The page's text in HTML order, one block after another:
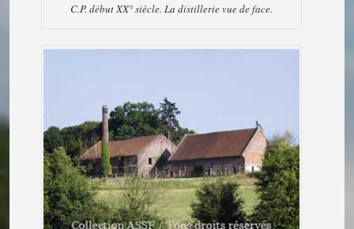
C.P. début XX° siècle. La distillerie vue de face.